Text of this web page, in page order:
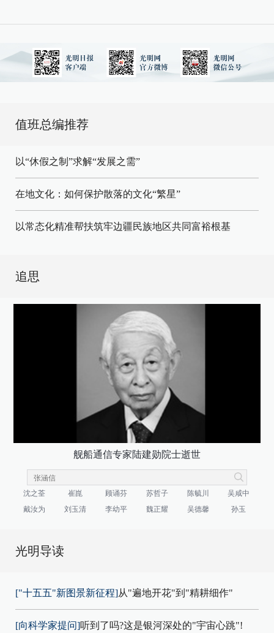
值班总编推荐
以“休假之制”求解“发展之需”
在地文化：如何保护散落的文化“繁星”
以常态化精准帮扶筑牢边疆民族地区共同富裕根基
追思
舰船通信专家陆建勋院士逝世
沈之荃 崔崑 顾诵芬 苏哲子 陈毓川
吴咸中
戴汝为
刘玉清 李幼平 魏正耀 吴德馨 孙玉
光明导读
["十五五"新图景新征程]从"遍地开花"到"精耕细作"
[向科学家提问]听到了吗?这是银河深处的"宇宙心跳"!